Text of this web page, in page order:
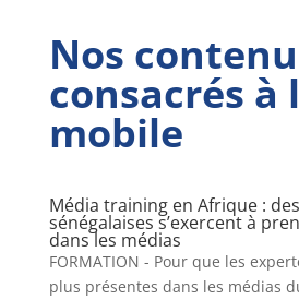
Nos
consacrés à
mobile
Média training en Afrique :
sénégalaises s’exercent à
dans les médias
FORMATION - Pour que les
plus présentes dans les médias